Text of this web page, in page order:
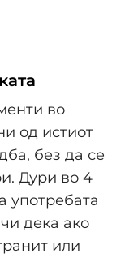
во
од истиот
без да се
Дури во 4
употребата
дека ако
или